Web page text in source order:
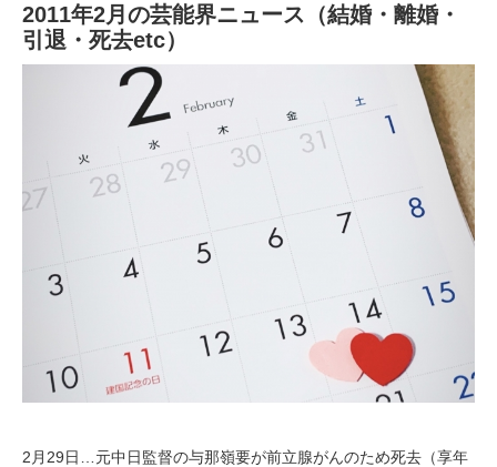
2011年2月の芸能界ニュース（結婚・離婚・
引退・死去etc）
2月29日…元中日監督の与那嶺要が前立腺がんのため死去（享年